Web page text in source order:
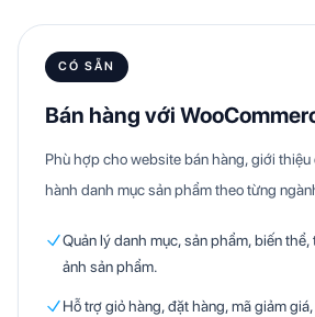
CÓ SẴN
Bán hàng với
Phù hợp cho website bán hàng, giới
hành danh mục sản phẩm theo từng
Quản lý danh mục, sản phẩm, biến
ảnh sản phẩm.
Hỗ trợ giỏ hàng, đặt hàng, mã giảm